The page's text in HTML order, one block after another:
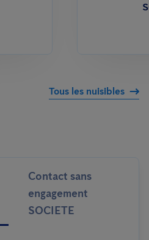
Tous les nuisibles
Contact sans
engagement
SOCIETE